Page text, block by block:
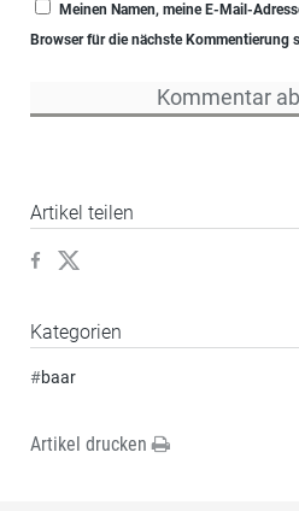
Meinen Namen, meine E-Mail-
Browser für die nächste Kommentierung
Artikel teilen
Kategorien
#baar
Artikel drucken